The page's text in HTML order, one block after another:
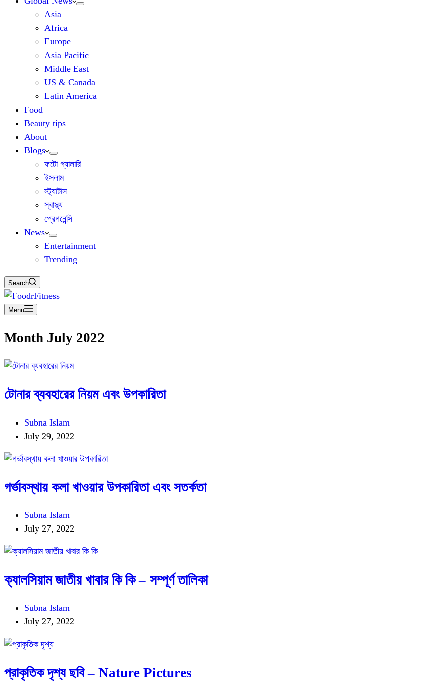
Asia
Africa
Europe
Asia Pacific
Middle East
US & Canada
Latin America
Food
Beauty tips
About
Blogs
ফটো গ্যালারি
ইসলাম
স্ট্যাটাস
স্বাস্থ্য
প্রেগনেন্সি
News
Entertainment
Trending
Search
Menu
Month July 2022
টোনার ব্যবহারের নিয়ম এবং উপকারিতা
Subna Islam
July 29, 2022
গর্ভাবস্থায় কলা খাওয়ার উপকারিতা এবং সতর্কতা
Subna Islam
July 27, 2022
ক্যালসিয়াম জাতীয় খাবার কি কি – সম্পূর্ণ তালিকা
Subna Islam
July 27, 2022
প্রাকৃতিক দৃশ্য ছবি – Nature Pictures